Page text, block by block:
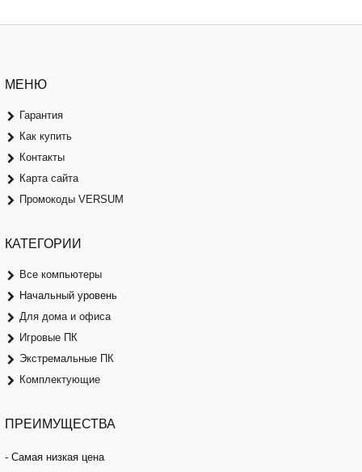
МЕНЮ
Гарантия
Как купить
Контакты
Карта сайта
Промокоды VERSUM
КАТЕГОРИИ
Все компьютеры
Начальный уровень
Для дома и офиса
Игровые ПК
Экстремальные ПК
Комплектующие
ПРЕИМУЩЕСТВА
- Самая низкая цена